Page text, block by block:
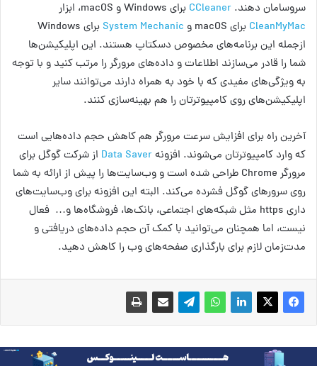
سروسامان دهند. CCleaner برای Windows و macOS، ابزار
CleanMyMac برای macOS و System Mechanic
برای Windows
ازجمله این برنامه‌های مخصوص دسکتاپ هستند. این اپلیکیشن‌‌ها
شما را قادر می‌سازند اطلاعات و داده‌های مرورگر را مرتب کنید و با توجه
به ویژگی‌های مفیدی که با خود به همراه دارند می‌توانند سایر
اپلیکیشن‌های روی کامپیوترتان را هم بهینه‌سازی کنند.
آخرین راه برای افزایش سرعت مرورگر هم کاهش حجم داده‌هایی است
که وارد کامپیوترتان می‌شوند. افزونهData Saver از شرکت گوگل برای
مرورگر Chrome طراحی شده است و وب‌سایت‌ها را پیش از ارائه به شما
روی سرورهای گوگل فشرده می‌کند. البته این افزونه برای وب‌سایت‌های
داری https مثل شبکه‌های اجتماعی، بانک‌ها، فروشگاه‌ها و… فعال
نیست، اما همچنان می‌توانید با کمک آن حجم داده‌های دریافتی و
مدت‌زمان لازم برای بارگذاری صفحه‌های وب را کاهش دهید.